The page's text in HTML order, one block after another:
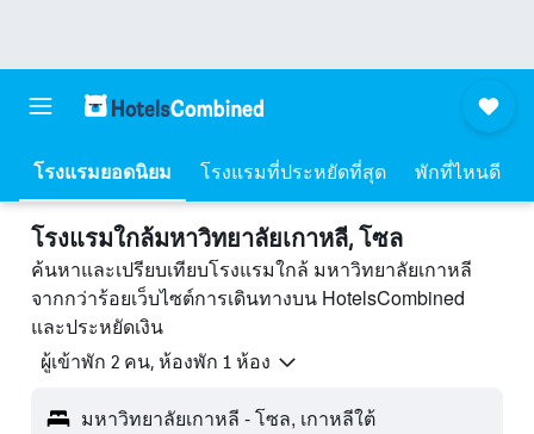
โรงแรมยอดนิยม โรงแรมที่ประหยัดที่สุด พักที่ไหนดี
โรงแรมใกล้มหาวิทยาลัยเกาหลี, โซล
ค้นหาและเปรียบเทียบโรงแรมใกล้ มหาวิทยาลัยเกาหลี
จากกว่าร้อยเว็บไซต์การเดินทางบน HotelsCombined
และประหยัดเงิน
ผู้เข้าพัก 2 คน, ห้องพัก 1 ห้อง
มหาวิทยาลัยเกาหลี - โซล, เกาหลีใต้